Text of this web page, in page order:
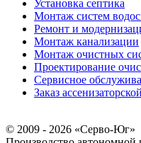
Установка септика
Монтаж систем
Ремонт и
Монтаж канализации
Монтаж очистных
Проектирование
Сервисное
Заказ
© 2009 - 2026 «Серво-Юг»